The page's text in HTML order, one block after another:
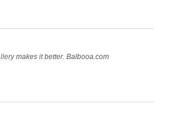
makes it better. Balbooa.com